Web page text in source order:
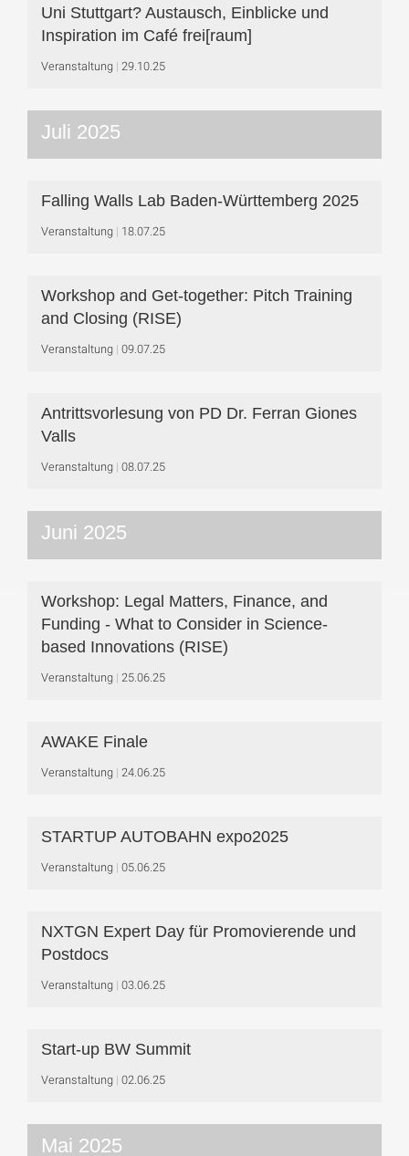
Uni Stuttgart? Austausch, Einblicke und
Inspiration im Café frei[raum]
Veranstaltung 29.10.25
Juli 2025
Falling Walls Lab Baden-Württemberg 2025
Veranstaltung 18.07.25
Workshop and Get-together: Pitch Training
and Closing (RISE)
Veranstaltung 09.07.25
Antrittsvorlesung von PD Dr. Ferran Giones
Valls
Veranstaltung 08.07.25
Juni 2025
Workshop: Legal Matters, Finance, and
Funding - What to Consider in Science-
based Innovations (RISE)
Veranstaltung 25.06.25
AWAKE Finale
Veranstaltung 24.06.25
STARTUP AUTOBAHN expo2025
Veranstaltung 05.06.25
NXTGN Expert Day für Promovierende und
Postdocs
Veranstaltung 03.06.25
Start-up BW Summit
Veranstaltung 02.06.25
Mai 2025